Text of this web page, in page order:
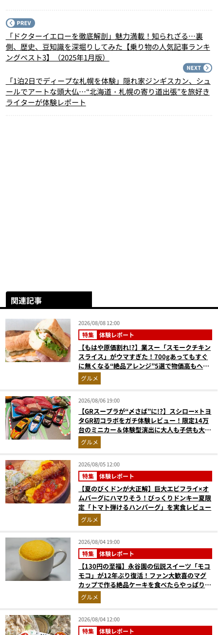
「ドクターイエローを徹底解剖」魅力満載！知られざる…裏
側、歴史、豆知識を深堀りしてみた【乗り物の人気記事ランキ
ングベスト3】（2025年1月版）
「1泊2日でディープな札幌を体験」隠れ家ジンギスカン、シュ
ールでアートな頭大仏…“北海道・札幌の寄り道出張”を旅好き
ライターが体験レポート
関連記事
2026/08/08 12:00
特集 体験レポート
【もはや原価割れ!?】業スー「スモークチキン
スライス」がウマすぎた！700gあってもすぐ
に無くなる“絶品アレンジ”5選で物価高もへっ
ちゃら
グルメ
2026/08/06 19:00
【GRスープラが“〆さば”に!?】スシロー×トヨ
タGR初コラボをガチ体験レビュー！限定14万
台のミニカー＆体験型演出に大人も子供も大興
奮間違いなし
グルメ
2026/08/05 12:00
特集 体験レポート
【夏のびくドンが大正解】巨大エビフライ×オ
ムバーグにハマりそう！びっくりドンキー夏限
定「トマト弾けるハンバーグ」を実食レビュー
グルメ
2026/08/04 19:00
特集 体験レポート
【130円の至福】永谷園の伝説スイーツ「モコ
モコ」が12年ぶり復活！ファン大歓喜のマグ
カップで作る絶品ケーキを食べたらやっぱり最
高にウマかった
グルメ
2026/08/04 12:00
特集 体験レポート